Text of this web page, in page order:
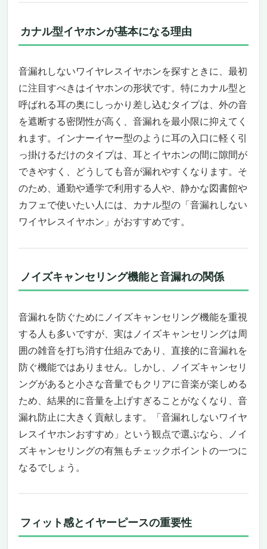
ワイヤレスイヤホンの新定番
ウルトラノイズキャンセリングで電車でもカ
A.C.A.A 4.0搭載で広がるハイレゾ級の立体音
響
直感的な操作と最大40時間の長時間再生
誰におすすめか、誰には微妙か
音漏れしないワイヤレスイヤホンおすすめ：
Bowers & Wilkins Px8（ロイヤル・バーガンデ
ィ）——静寂の中に“True Sound”だけを残すフ
カフェでも図書館でも、音漏れを許さない密
閉感とハイブリッドNCが作る“自分だけの空
間”
一日を共にできる装着感——リアルレザーの
やわらかさと320gのバランス設計
ー、マルチポイント、そして落ちない音
こういう人に刺さる、逆にこういう人には微
妙——ペルソナで選ぶ最適解
大化する正しい使い方
最後のひと押し——検索で辿り着いた“終着
点”という実感
【音漏れしないワイヤレスイヤホンおすすめ】
耳をふさがず“静かに没入”――KURMIZU
S3（Bluetooth 5.4・最大100時間・オープンイ
ヤー）
取り出した瞬間つながる。最大100時間の安
心。装着を忘れる軽さが、毎日の習慣を変え
カナル型イヤホンが基本になる理由
音漏れしないワイヤレスイヤホンを探すときに、最初
に注目すべきはイヤホンの形状です。特にカナル型と
呼ばれる耳の奥にしっかり差し込むタイプは、外の音
を遮断する密閉性が高く、音漏れを最小限に抑えてく
れます。インナーイヤー型のように耳の入口に軽く引
っ掛けるだけのタイプは、耳とイヤホンの間に隙間が
できやすく、どうしても音が漏れやすくなります。そ
のため、通勤や通学で利用する人や、静かな図書館や
カフェで使いたい人には、カナル型の「音漏れしない
ワイヤレスイヤホン」がおすすめです。
ノイズキャンセリング機能と音漏れの関係
音漏れを防ぐためにノイズキャンセリング機能を重視
する人も多いですが、実はノイズキャンセリングは周
囲の雑音を打ち消す仕組みであり、直接的に音漏れを
防ぐ機能ではありません。しかし、ノイズキャンセリ
ングがあると小さな音量でもクリアに音楽が楽しめる
ため、結果的に音量を上げすぎることがなくなり、音
漏れ防止に大きく貢献します。「音漏れしないワイヤ
レスイヤホンおすすめ」という観点で選ぶなら、ノイ
ズキャンセリングの有無もチェックポイントの一つに
なるでしょう。
フィット感とイヤーピースの重要性